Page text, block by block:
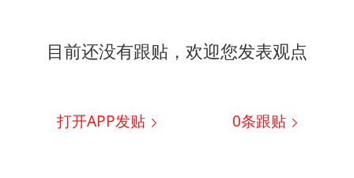
目前还没有跟贴，欢迎您发表观点
打开APP发贴 0条跟贴